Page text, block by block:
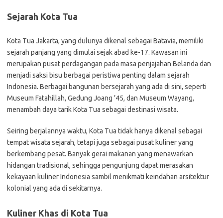
Sejarah Kota Tua
Kota Tua Jakarta, yang dulunya dikenal sebagai Batavia, memiliki
sejarah panjang yang dimulai sejak abad ke-17. Kawasan ini
merupakan pusat perdagangan pada masa penjajahan Belanda dan
menjadi saksi bisu berbagai peristiwa penting dalam sejarah
Indonesia. Berbagai bangunan bersejarah yang ada di sini, seperti
Museum Fatahillah, Gedung Joang ’45, dan Museum Wayang,
menambah daya tarik Kota Tua sebagai destinasi wisata.
Seiring berjalannya waktu, Kota Tua tidak hanya dikenal sebagai
tempat wisata sejarah, tetapi juga sebagai pusat kuliner yang
berkembang pesat. Banyak gerai makanan yang menawarkan
hidangan tradisional, sehingga pengunjung dapat merasakan
kekayaan kuliner Indonesia sambil menikmati keindahan arsitektur
kolonial yang ada di sekitarnya.
Kuliner Khas di Kota Tua